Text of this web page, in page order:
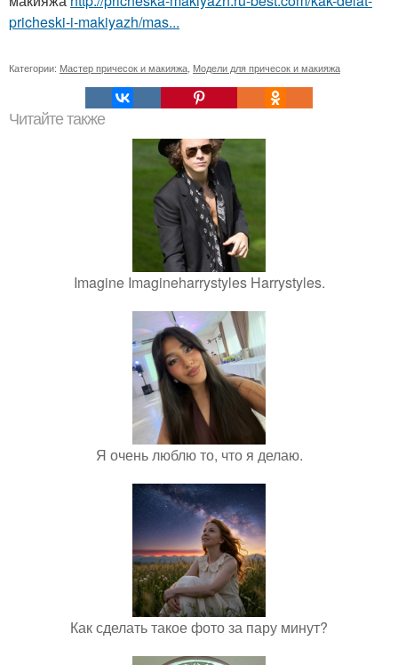
pricheski-i-makiyazh/mas...
Категории: Мастер причесок и макияжа Модели для причесок и макияжа
Читайте также
Imagine Imagineharrystyles Harrystyles.
Я очень люблю то, что я делаю.
Как сделать такое фото за пару минут?